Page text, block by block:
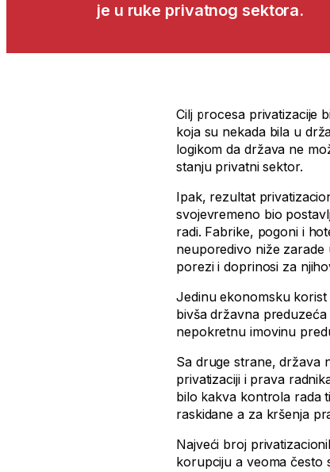
je u ruke privatnog sektora.
Cilj procesa privatizacije
koja su nekada bila u
logikom da država ne
stanju privatni sektor.
Ipak, rezultat
svojevremeno bio
radi. Fabrike, pogoni i
neuporedivo niže
porezi i doprinosi za
Jedinu ekonomsku
bivša državna
nepokretnu imovinu
Sa druge strane, država
privatizaciji i prava
bilo kakva kontrola rada
raskidane a za kršenja
Najveći broj
korupciju a veoma često